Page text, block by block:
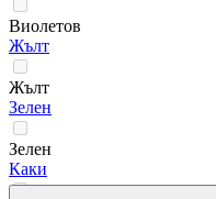
Виолетов
Жълт
Жълт
Зелен
Зелен
Каки